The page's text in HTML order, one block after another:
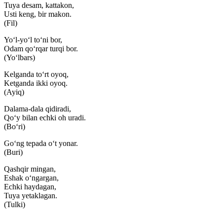
Tuya desam, kattakon,
Usti keng, bir makon.
(Fil)
Yo‘l-yo‘l to‘ni bor,
Odam qo‘rqar turqi bor.
(Yo‘lbars)
Kelganda to‘rt oyoq,
Ketganda ikki oyoq.
(Ayiq)
Dalama-dala qidiradi,
Qo‘y bilan echki oh uradi.
(Bo‘ri)
Go‘ng tepada o‘t yonar.
(Buri)
Qashqir mingan,
Eshak o‘ngargan,
Echki haydagan,
Tuya yetaklagan.
(Tulki)